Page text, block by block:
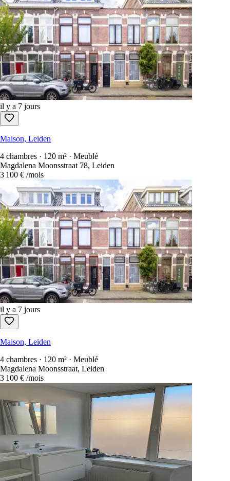
Breda
Delft
Commencer
7 Logements disponibles
Trier par:newest first
Annonces gratuites à contacter uniquement
Chaque location aux Pays-Bas en une seule recherche.
scannés toutes les 15 secondes.
Créer un compte
il y a 7 jours
Maison, Leiden
4 chambres · 120 m² · Meublé
Magdalena Moonsstraat 78, Leiden
3 100 € /mois